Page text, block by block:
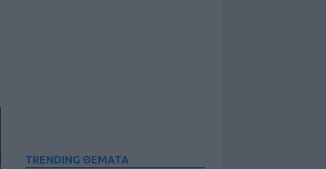
TRENDING ΘΕΜΑΤΑ